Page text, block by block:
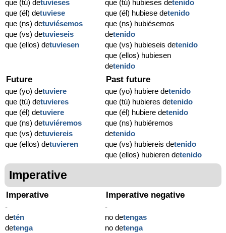
que (tú) detuvieses
que (él) detuviese
que (ns) detuviésemos
que (vs) detuvieseis
que (ellos) detuviesen
que (tú) hubieses detenido
que (él) hubiese detenido
que (ns) hubiésemos
detenido
que (vs) hubieseis detenido
que (ellos) hubiesen
detenido
Future
que (yo) detuviere
que (tú) detuvieres
que (él) detuviere
que (ns) detuviéremos
que (vs) detuviereis
que (ellos) detuvieren
Past future
que (yo) hubiere detenido
que (tú) hubieres detenido
que (él) hubiere detenido
que (ns) hubiéremos
detenido
que (vs) hubiereis detenido
que (ellos) hubieren detenido
Imperative
Imperative
-
detén
detenga
Imperative negative
-
no detengas
no detenga